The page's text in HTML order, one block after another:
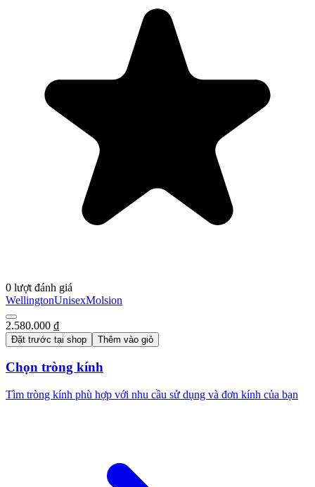
0 lượt đánh giá
WellingtonUnisexMolsion
2.580.000 ₫
Đặt trước tại shop Thêm vào giỏ
Chọn tròng kính
Tìm tròng kính phù hợp với nhu cầu sử dụng và đơn kính của bạn